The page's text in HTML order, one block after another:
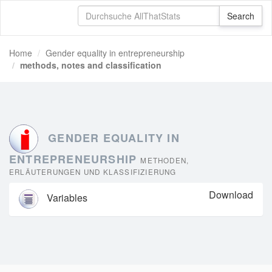
Home
Gender equality in entrepreneurship
methods, notes and classification
GENDER EQUALITY IN
ENTREPRENEURSHIP METHODEN,
ERLÄUTERUNGEN UND KLASSIFIZIERUNG
Variables Download